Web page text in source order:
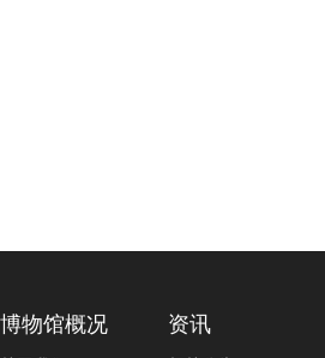
博物馆概况 资讯